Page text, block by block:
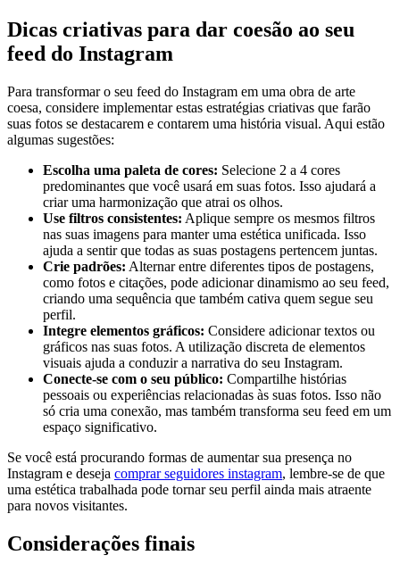
Dicas criativas para dar⁣ coesão ao seu
feed⁤ do ⁢Instagram
Para ⁣transformar o‌ seu feed do Instagram em uma obra de arte
coesa, considere implementar estas estratégias criativas que farão
suas fotos se destacarem‌ e contarem uma história visual. Aqui​ estão
algumas⁣ sugestões:
Escolha ‍uma paleta de cores: Selecione 2 ​a‍ 4 ⁢cores
predominantes que​ você usará em⁢ suas fotos. Isso ajudará​ a
criar ‍uma harmonização que atrai ⁤os olhos.
Use filtros consistentes: Aplique sempre os mesmos filtros
nas suas imagens para manter ‍uma estética unificada. Isso
ajuda a sentir ⁢que todas as suas‍ postagens pertencem juntas.
Crie ⁢padrões: Alternar entre diferentes tipos de postagens,‌
como fotos e ⁢citações, pode adicionar dinamismo ao seu feed,
criando uma‌ sequência que ⁣também cativa quem ⁣segue seu
perfil.
Integre elementos⁢ gráficos: Considere adicionar textos ou
⁤gráficos nas suas fotos.⁤ A utilização discreta de elementos
visuais ajuda ⁣a conduzir a narrativa do⁤ seu Instagram.
Conecte-se com o seu público: Compartilhe histórias
⁣pessoais ou experiências ⁣relacionadas às suas ‌fotos. Isso não
só ⁢cria ‍uma ​conexão, mas também transforma‌ seu feed em um
espaço significativo.
Se você está procurando formas‌ de aumentar sua presença no⁢
Instagram e deseja comprar seguidores instagram, lembre-se de que​
uma estética trabalhada pode tornar seu perfil ainda ‌mais atraente
para novos visitantes.
Considerações finais